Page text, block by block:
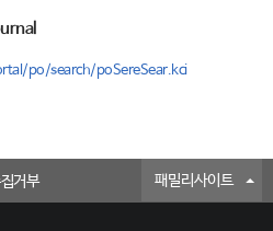
po/search/poSereSear.kci
거부 패밀리사이트